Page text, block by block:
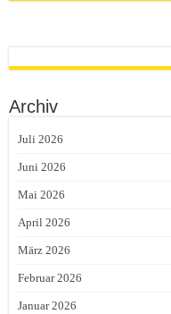
Archiv
Juli 2026
Juni 2026
Mai 2026
April 2026
März 2026
Februar 2026
Januar 2026